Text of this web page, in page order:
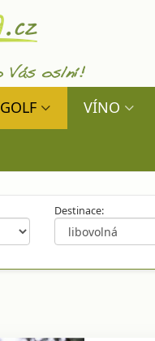
GOLF VÍNO
Země:
Destinace: